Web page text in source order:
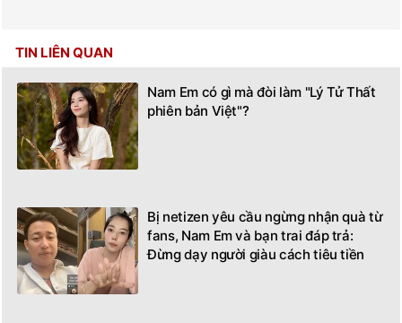
TIN LIÊN QUAN
Nam Em có gì mà đòi làm "Lý Tử Thất
phiên bản Việt"?
Bị netizen yêu cầu ngừng nhận quà từ
fans, Nam Em và bạn trai đáp trả:
Đừng dạy người giàu cách tiêu tiền